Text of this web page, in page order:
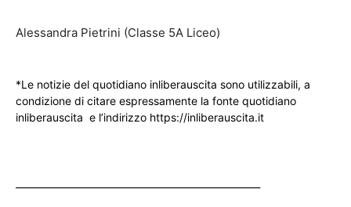
Alessandra Pietrini (Classe 5A Liceo)
*Le notizie del quotidiano inliberauscita sono utilizzabili, a
condizione di citare espressamente la fonte quotidiano
inliberauscita e l’indirizzo https://inliberauscita.it